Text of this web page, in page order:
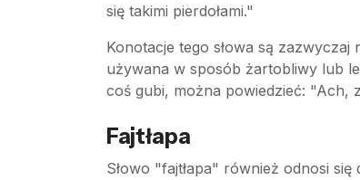
się takimi pierdołami."
Konotacje tego słowa są
używana w sposób żartobliwy lub
coś gubi, można powiedzieć: "Ach,
Fajtłapa
Słowo "fajtłapa" również odnosi